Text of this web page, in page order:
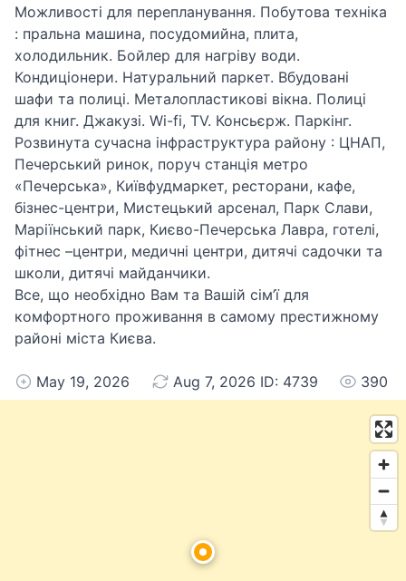
Можливості для перепланування. Побутова техніка
: пральна машина, посудомийна, плита,
холодильник. Бойлер для нагріву води.
Кондиціонери. Натуральний паркет. Вбудовані
шафи та полиці. Металопластикові вікна. Полиці
для книг. Джакузі. Wi-fi, TV. Консьєрж. Паркінг.
Розвинута сучасна інфраструктура району : ЦНАП,
Печерський ринок, поруч станція метро
«Печерська», Київфудмаркет, ресторани, кафе,
бізнес-центри, Мистецький арсенал, Парк Слави,
Маріїнський парк, Києво-Печерська Лавра, готелі,
фітнес –центри, медичні центри, дитячі садочки та
школи, дитячі майданчики.
Все, що необхідно Вам та Вашій сім’ї для
комфортного проживання в самому престижному
районі міста Києва.
May 19, 2026 Aug 7, 2026 ID: 4739 390